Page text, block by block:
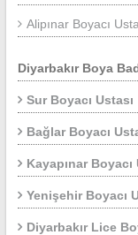
Alipınar Boyacı
Diyarbakır Boya
Sur Boyacı Ustası
Bağlar Boyacı
Kayapınar Boyacı
Yenişehir Boyacı
Diyarbakır Lice